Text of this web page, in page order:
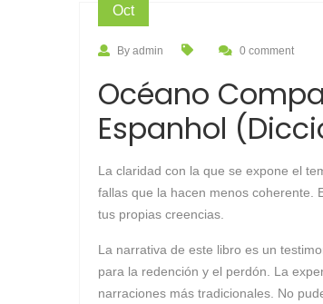
Oct
By admin 0 comment
Océano
Espanhol
La claridad con la que se expone el
fallas que la hacen menos coherente.
tus propias creencias.
La narrativa de este libro es un
para la redención y el perdón. La
narraciones más tradicionales. No